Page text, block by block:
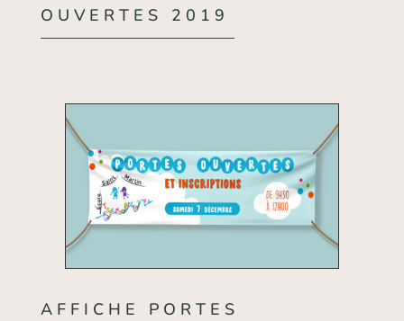
OUVERTES 2019
AFFICHE PORTES